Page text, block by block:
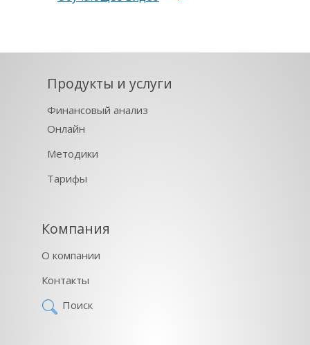
Продукты и услуги
Финансовый анализ
Онлайн
Методики
Тарифы
Компания
О компании
Контакты
Поиск